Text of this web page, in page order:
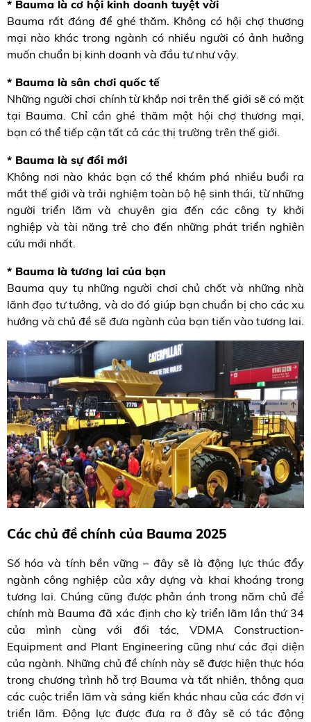
* Bauma là cơ hội kinh doanh tuyệt vời
Bauma rất đáng để ghé thăm. Không có hội chợ thương
mại nào khác trong ngành có nhiều người có ảnh hưởng
muốn chuẩn bị kinh doanh và đầu tư như vậy.
* Bauma là sân chơi quốc tế
Những người chơi chính từ khắp nơi trên thế giới sẽ có mặt
tại Bauma. Chỉ cần ghé thăm một hội chợ thương mại,
bạn có thể tiếp cận tất cả các thị trường trên thế giới.
* Bauma là sự đổi mới
Không nơi nào khác bạn có thể khám phá nhiều buổi ra
mắt thế giới và trải nghiệm toàn bộ hệ sinh thái, từ những
người triển lãm và chuyên gia đến các công ty khởi
nghiệp và tài năng trẻ cho đến những phát triển nghiên
cứu mới nhất.
* Bauma là tương lai của bạn
Bauma quy tụ những người chơi chủ chốt và những nhà
lãnh đạo tư tưởng, và do đó giúp bạn chuẩn bị cho các xu
hướng và chủ đề sẽ đưa ngành của bạn tiến vào tương lai.
Các chủ đề chính của Bauma 2025
Số hóa và tính bền vững – đây sẽ là động lực thúc đẩy
ngành công nghiệp của xây dựng và khai khoáng trong
tương lai. Chúng cũng được phản ánh trong năm chủ đề
chính mà Bauma đã xác định cho kỳ triển lãm lần thứ 34
của mình cùng với đối tác, VDMA Construction-
Equipment and Plant Engineering cũng như các đại diện
của ngành. Những chủ đề chính này sẽ được hiện thực hóa
trong chương trình hỗ trợ Bauma và tất nhiên, thông qua
các cuộc triển lãm và sáng kiến ​​khác nhau của các đơn vị
triển lãm. Động lực được đưa ra ở đây sẽ có tác động